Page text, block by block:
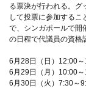
る票決が行われる。グ
して投票に参加する
で、シンガポールで開
の日程で代議員の資格
6月28日（日）12:00
6月29日（月）10:00
6月30日（火）7:30～